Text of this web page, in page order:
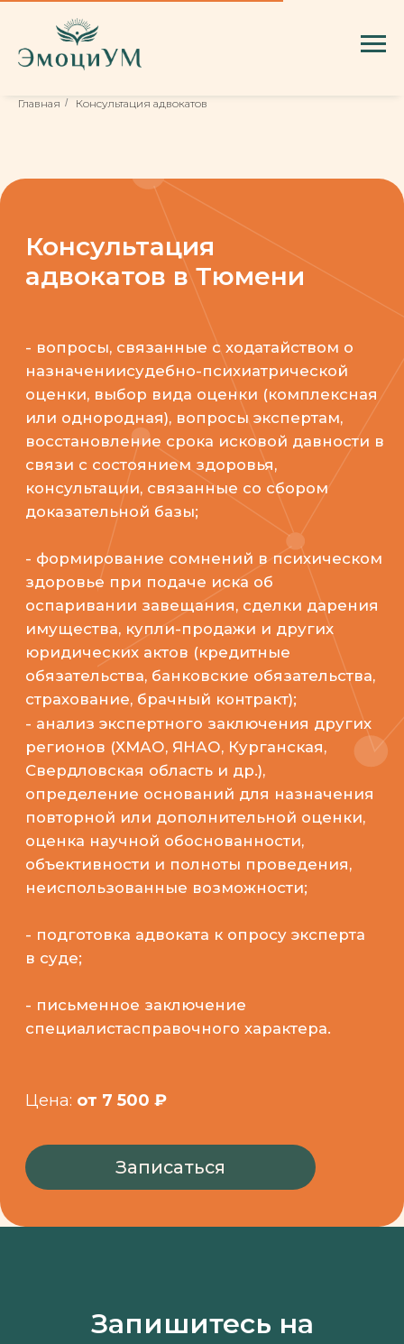
Главная / Консультация адвокатов
Консультация
адвокатов в Тюмени
- вопросы, связанные с ходатайством о
назначениисудебно-психиатрической
оценки, выбор вида оценки (комплексная
или однородная), вопросы экспертам,
восстановление срока исковой давности в
консультации, связанные со сбором
- формирование сомнений в психическом
здоровье при подаче иска об
оспаривании завещания, сделки дарения
имущества, купли-продажи и других
юридических актов (кредитные
обязательства, банковские обязательства,
страхование, брачный контракт);
- анализ экспертного заключения других
регионов (ХМАО, ЯНАО, Курганская,
Свердловская область и др.),
определение оснований для назначения
повторной или дополнительной оценки,
оценка научной обоснованности,
объективности и полноты проведения,
неиспользованные возможности;
- подготовка адвоката к опросу эксперта
в суде;
специалистасправочного характера.
Записаться
Запишитесь на